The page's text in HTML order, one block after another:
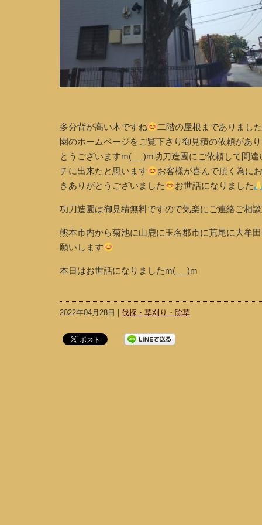
多分背が高い木ですね
二階の屋根までありまし
園のホームページをご覧下さり御見積の依頼があ
とうございますm(_ _)m功刀造園にご依頼して間
チに出来たと思います
お客様が喜んで頂く為に
きありがとうございました
お世話になりました
功刀造園は御見積無料ですので気楽にご連絡ご相
熊本市内から菊池に山鹿に玉名郡市に荒尾に大牟
願いします
本日はお世話になりましたm(_ _)m
2022年04月28日 | 伐採・草刈り・除草